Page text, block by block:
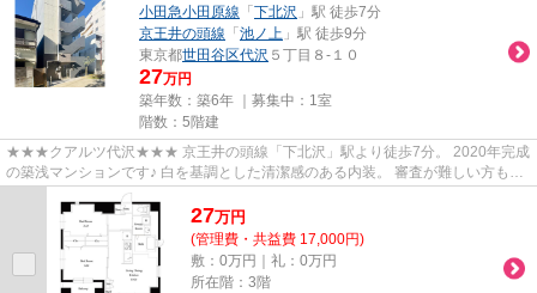
小田急小田原線 「 下北沢 」駅 徒歩7分
京王井の頭線 「 池ノ上 」駅 徒歩9分
東京都世田谷区代沢 ５丁目８-１０
27万円
築年数：築6年 ｜募集中： 1室
階数：5階建
★★★クアルツ代沢★★★ 京王井の頭線「下北沢」駅より徒歩7分。 2020年完成
の築浅マンションです♪ 白を基調とした清潔感のある内装。 審査が難しい方もご
27万円
(管理費・共益費 17,000円)
敷：0万円｜礼：0万円
所在階：3階